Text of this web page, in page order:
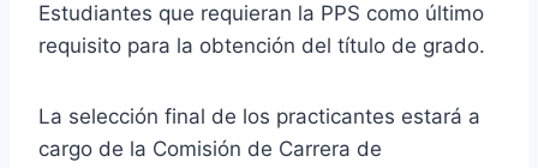
Estudiantes que requieran la PPS como último
requisito para la obtención del título de grado.
La selección final de los practicantes estará a
cargo de la Comisión de Carrera de